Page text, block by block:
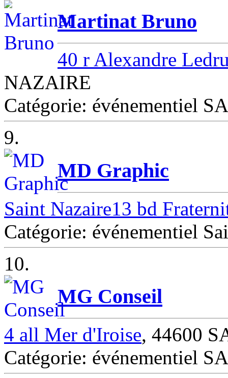
Martinat Bruno
40 r Alexandre
NAZAIRE
Catégorie: événementiel
9.
MD Graphic
Saint Nazaire13 bd
Catégorie: événementiel
10.
MG Conseil
4 all Mer d'Iroise, 44600
Catégorie: événementiel